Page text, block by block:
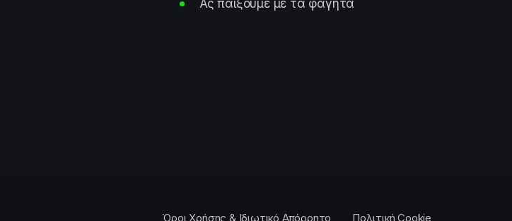
Ας παίξουμε με τα φαγητά
Όροι Χρήσης & Ιδιωτικό Απόρρητο Πολιτική Cookie